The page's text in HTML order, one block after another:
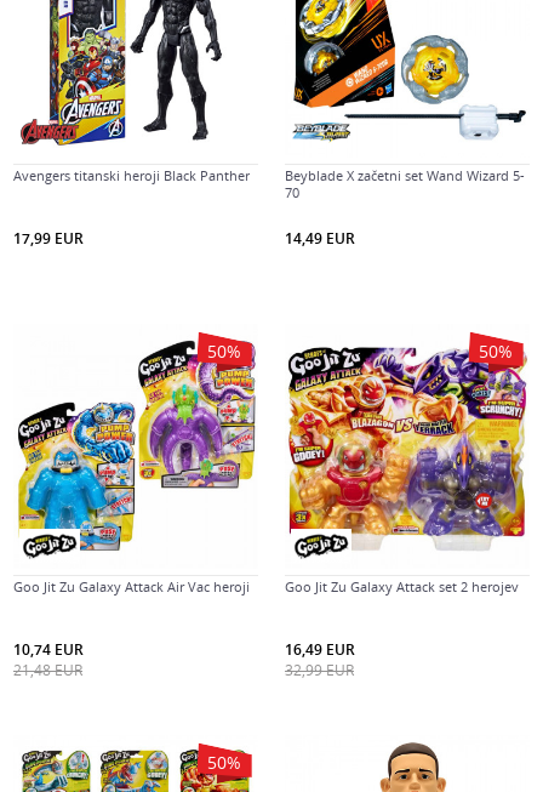
Avengers titanski heroji Black Panther
17,99 EUR
Beyblade X začetni set Wand Wizard 5-
70
14,49 EUR
50%
Goo Jit Zu Galaxy Attack Air Vac heroji
10,74 EUR
21,48EUR
50%
Goo Jit Zu Galaxy Attack set 2 herojev
16,49 EUR
32,99EUR
50%